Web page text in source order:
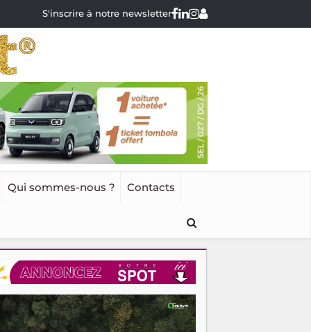
S'inscrire à notre newsletter
Qui sommes-nous ? Contacts